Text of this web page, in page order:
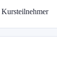
Kursteilnehmer